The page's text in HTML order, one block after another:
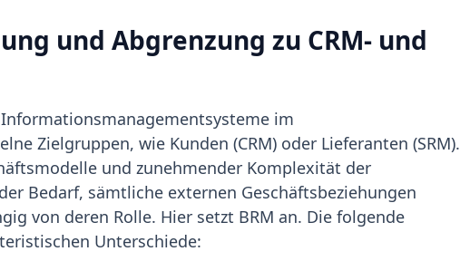
und Abgrenzung zu CRM- und
im
Zielgruppen, wie Kunden (CRM) oder Lieferanten (SRM).
und zunehmender Komplexität der
Bedarf, sämtliche externen Geschäftsbeziehungen
von deren Rolle. Hier setzt BRM an. Die folgende
Unterschiede: